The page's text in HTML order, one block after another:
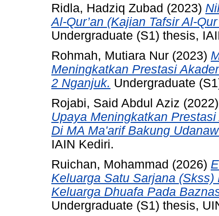
Ridla, Hadziq Zubad (2023)
Al-Qur’an (Kajian Tafsir Al-
Undergraduate (S1) thesis,
Rohmah, Mutiara Nur (2023)
Meningkatkan Prestasi
2 Nganjuk. Undergraduate
Rojabi, Said Abdul Aziz
Upaya Meningkatkan
Di MA Ma'arif Bakung
IAIN Kediri.
Ruichan, Mohammad (2026)
Keluarga Satu Sarjana
Keluarga Dhuafa Pada
Undergraduate (S1) thesis,